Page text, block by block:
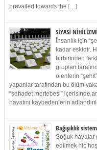
prevailed towards the […]
SİYASİ
İnsanlık için
kadar eskidir.
birbirinden
grupları
ölenlerin
yapanlar tarafından bu ölüm
“şehadet mertebesi” içerisinde
hayatını kaybedenlerin
Bağışıklık
Soğuk havalar
edilmek hiç